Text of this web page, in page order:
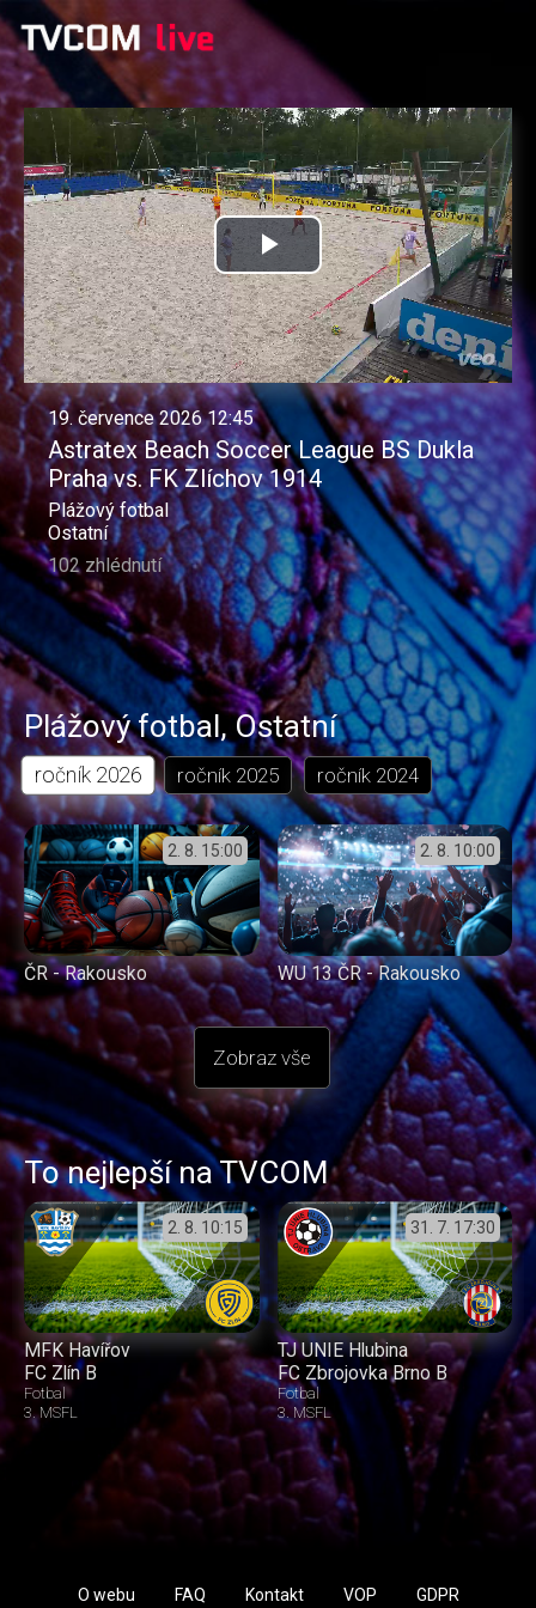
Přehrát
video
19. července 2026 12:45
Astratex Beach Soccer League BS Dukla
Praha vs. FK Zlíchov 1914
Plážový fotbal
Ostatní
102 zhlédnutí
Plážový fotbal,Ostatní
ročník 2026 ročník 2025 ročník 2024
2. 8. 15:00
ČR - Rakousko
2. 8. 10:00
WU 13 ČR - Rakousko
Zobraz vše
To nejlepší na TVCOM
2. 8. 10:15
MFK Havířov
FC Zlín B
Fotbal
3. MSFL
31. 7. 17:30
TJ UNIE Hlubina
FC Zbrojovka Brno B
Fotbal
3. MSFL
O webu FAQ Kontakt VOP GDPR